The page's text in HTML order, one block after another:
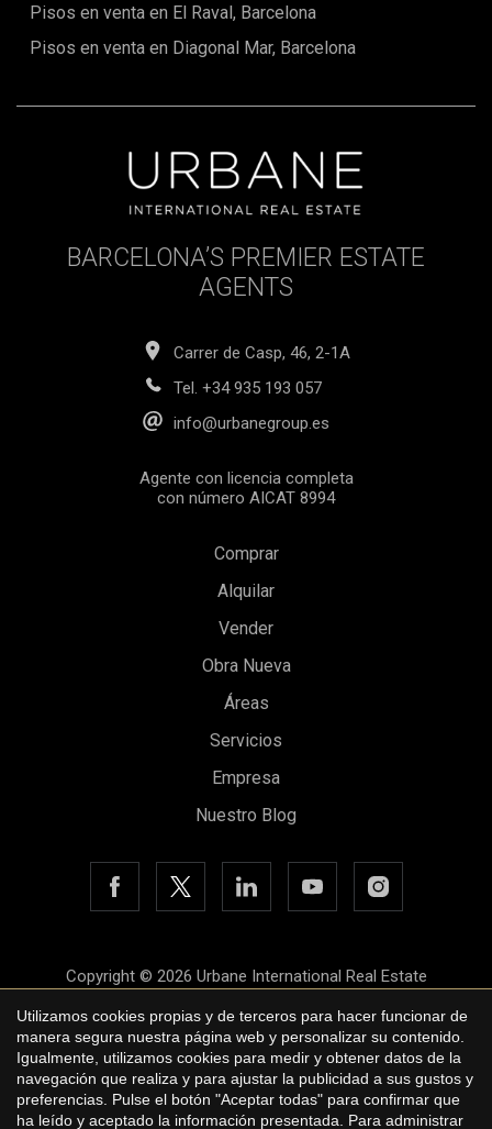
Pisos en venta en El Raval, Barcelona
Pisos en venta en Diagonal Mar, Barcelona
BARCELONA’S PREMIER ESTATE
AGENTS
Carrer de Casp, 46, 2-1A
Tel. +34 935 193 057
info@urbanegroup.es
Agente con licencia completa
con número AICAT 8994
Comprar
Alquilar
Vender
Obra Nueva
Áreas
Servicios
Empresa
Nuestro Blog
Copyright © 2026 Urbane International Real Estate
Aviso legal
Política de privacidad
Política de cookies
byiEstrategic
Utilizamos cookies propias y de terceros para hacer funcionar de
manera segura nuestra página web y personalizar su contenido.
Igualmente, utilizamos cookies para medir y obtener datos de la
navegación que realiza y para ajustar la publicidad a sus gustos y
preferencias. Pulse el botón "Aceptar todas" para confirmar que
ha leído y aceptado la información presentada. Para administrar